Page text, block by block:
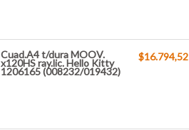
Cuad.A4 t/dura MOOV.
x120HS ray.lic. Hello Kitty
1206165 (008232/019432)
$16.794,52